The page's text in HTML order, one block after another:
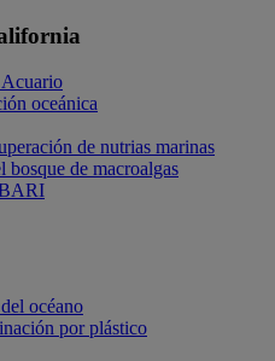
Acuario
oceánica
de nutrias marinas
bosque de macroalgas
océano
por plástico